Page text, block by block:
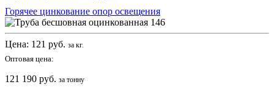
Горячее цинкование опор освещения
Цена: 121 руб. за кг.
Оптовая цена:
121 190 руб. за тонну